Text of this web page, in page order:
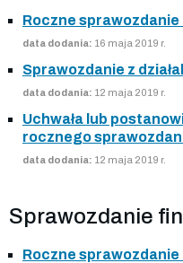
Roczne
data dodania: 16 maja 2019 r.
Sprawozdanie z
data dodania: 12 maja 2019 r.
Uchwała lub
rocznego
data dodania: 12 maja 2019 r.
Sprawozdanie
Roczne